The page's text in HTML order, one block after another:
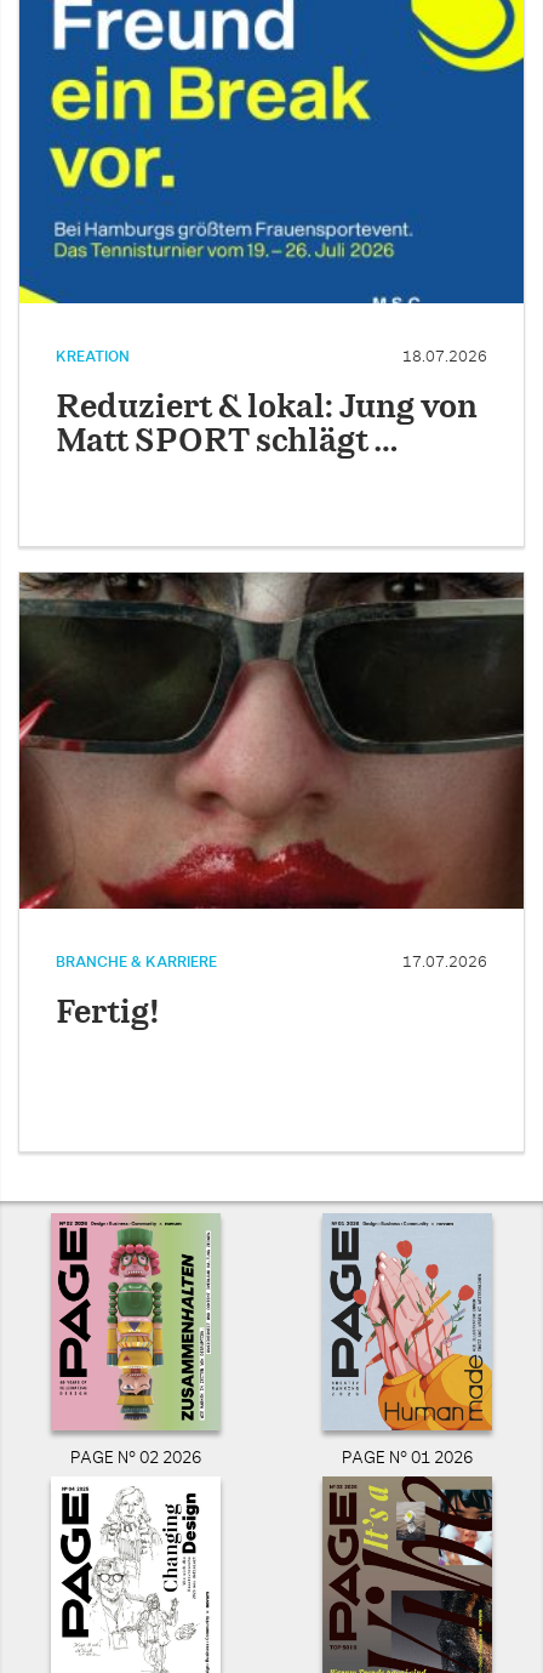
KREATION 18.07.2026
Reduziert & lokal: Jung von
Matt SPORT schlägt …
BRANCHE & KARRIERE 17.07.2026
Fertig!
PAGE N° 02 2026 PAGE N° 01 2026